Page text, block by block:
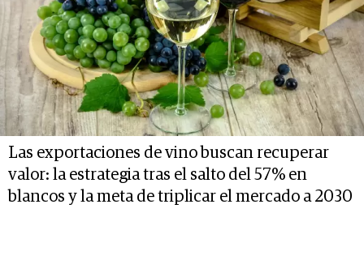
Las exportaciones de vino buscan recuperar
valor: la estrategia tras el salto del 57% en
blancos y la meta de triplicar el mercado a 2030